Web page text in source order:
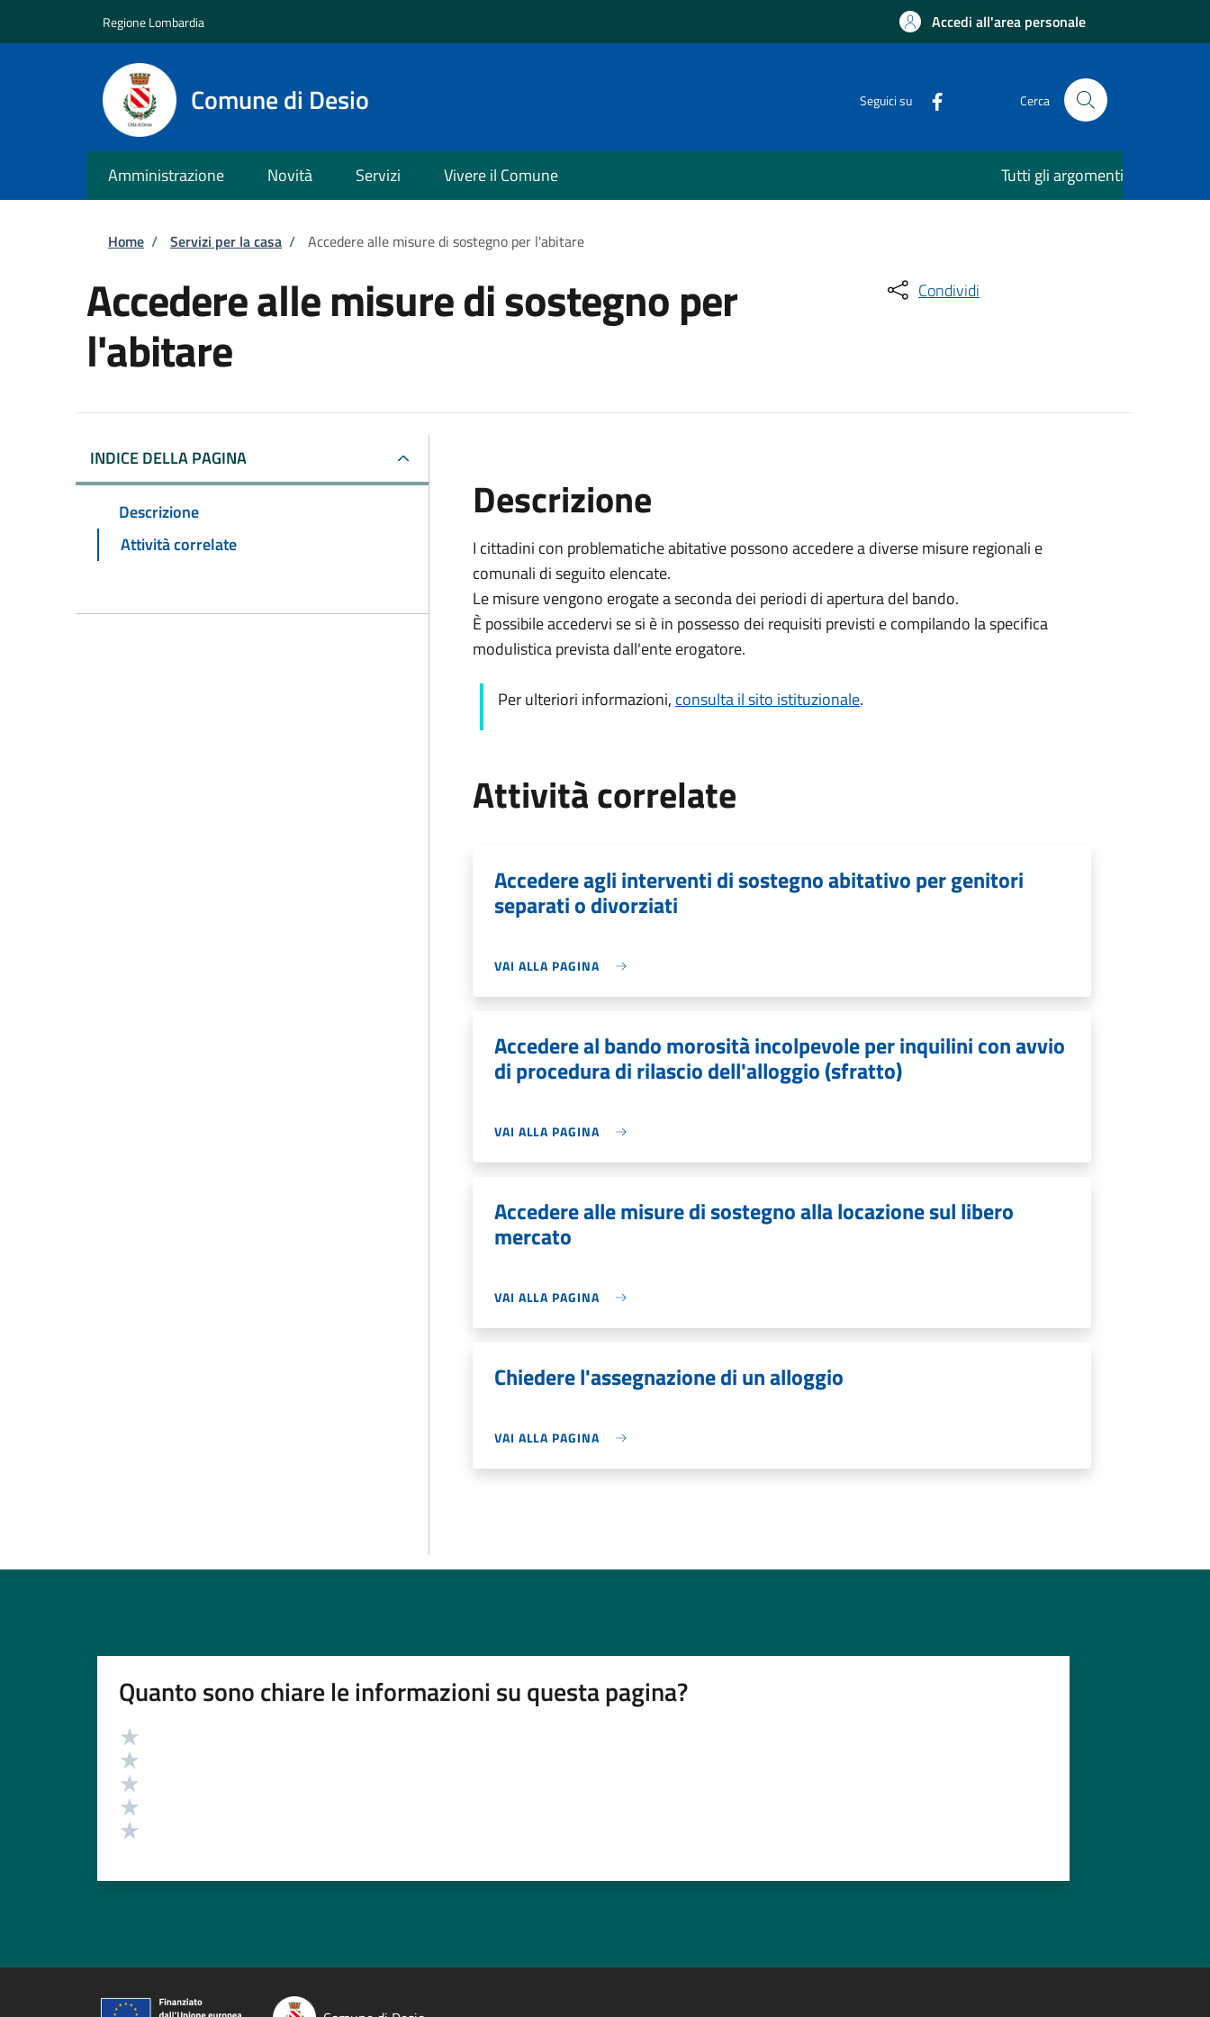
Regione Lombardia Accedi all'area personale
Comune di Desio Seguici su Cerca
Amministrazione Novità Servizi Vivere il Comune Tutti gli argomenti
Briciole di pane
Home / Servizi per la casa / Accedere alle misure di sostegno per l'abitare
Accedere alle misure di sostegno per
l'abitare
Condividi
INDICE DELLA PAGINA
Descrizione
Attività correlate
Descrizione
I cittadini con problematiche abitative possono accedere a diverse misure regionali e
comunali di seguito elencate.
Le misure vengono erogate a seconda dei periodi di apertura del bando.
È possibile accedervi se si è in possesso dei requisiti previsti e compilando la specifica
modulistica prevista dall'ente erogatore.
Per ulteriori informazioni, consulta il sito istituzionale.
Attività correlate
Accedere agli interventi di sostegno abitativo per genitori
separati o divorziati
VAI ALLA PAGINA
Accedere al bando morosità incolpevole per inquilini con avvio
di procedura di rilascio dell'alloggio (sfratto)
VAI ALLA PAGINA
Accedere alle misure di sostegno alla locazione sul libero
mercato
VAI ALLA PAGINA
Chiedere l'assegnazione di un alloggio
VAI ALLA PAGINA
Quanto sono chiare le informazioni su questa pagina?
Valutazione